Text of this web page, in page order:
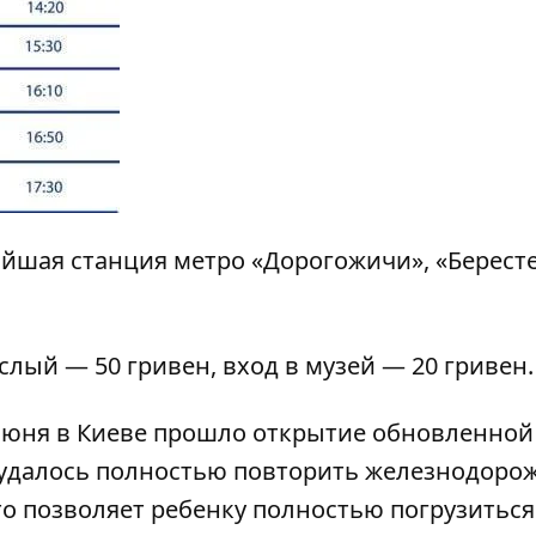
станция метро «Дорогожичи»,
— 50 гривен, вход в музей — 20 гривен.
в Киеве прошло открытие обновленной
полностью повторить
позволяет ребенку полностью